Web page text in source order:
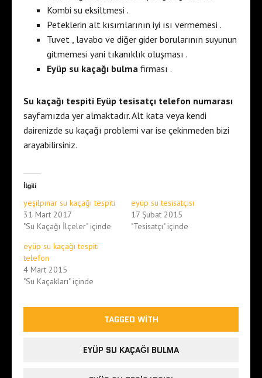
Kombi su eksiltmesi .
Peteklerin alt kısımlarının iyi ısı vermemesi .
Tuvet , lavabo ve diğer gider borularının suyunun
gitmemesi yani tıkanıklık oluşması .
Eyüp su kaçağı bulma firması .
Su kaçağı tespiti Eyüp tesisatçı telefon numarası
sayfamızda yer almaktadır. Alt kata veya kendi
dairenizde su kaçağı problemi var ise çekinmeden bizi
arayabilirsiniz.
İlgili
yeşilpınar su kaçağı tespiti
31 Mart 2017
"Su Kaçağı İlçeler" içinde
eyüp su tesisatçısı
17 Şubat 2015
"Tesisatçı" içinde
eyüp su kaçağı tespiti
telefon
4 Mart 2015
"Su Kaçakları" içinde
TAGGED WITH
EYÜP SU KAÇAĞI BULMA